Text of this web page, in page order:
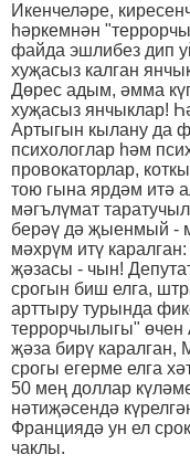
Икенчеләре,
һәркемнән
файда эшлибез дип
хуҗасыз калган
Дөрес адым, әмма
хуҗасыз янчыклар!
Артыгын кылану да
психологлар һәм
провокаторлар,
тою гына ярдәм итә
мәгълүмат
берәү дә җыенмый -
мәхрүм итү
җәзасы - чын!
срогын биш елга,
арттыру турында
террорчылыгы"
җәза бирү каралган,
срогы егерме елга
50 мең доллар
нәтиҗәсендә
Франциядә ун ел
чаклы.